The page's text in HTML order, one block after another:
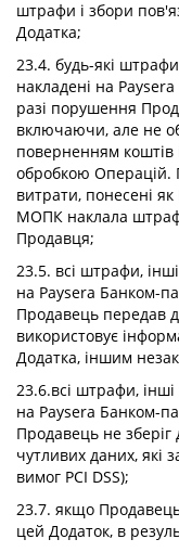
штрафи і збори
Додатка;
23.4. будь-які
накладені на
разі порушення
включаючи, але не
поверненням коштів
обробкою Операцій.
витрати, понесені
МОПК наклала
Продавця;
23.5. всі штрафи,
на Paysera Банком-
Продавець передав
використовує
Додатка, іншим
23.6.всі штрафи,
на Paysera Банком-
Продавець не зберіг
чутливих даних, які
вимог PCI DSS);
23.7. якщо
цей Додаток, в